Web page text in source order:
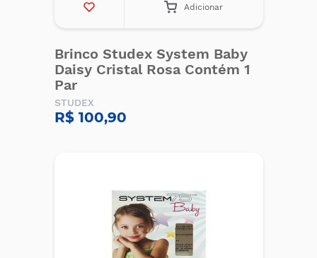
Adicionar
Brinco Studex System Baby
Daisy Cristal Rosa Contém 1
Par
STUDEX
R$ 100,90